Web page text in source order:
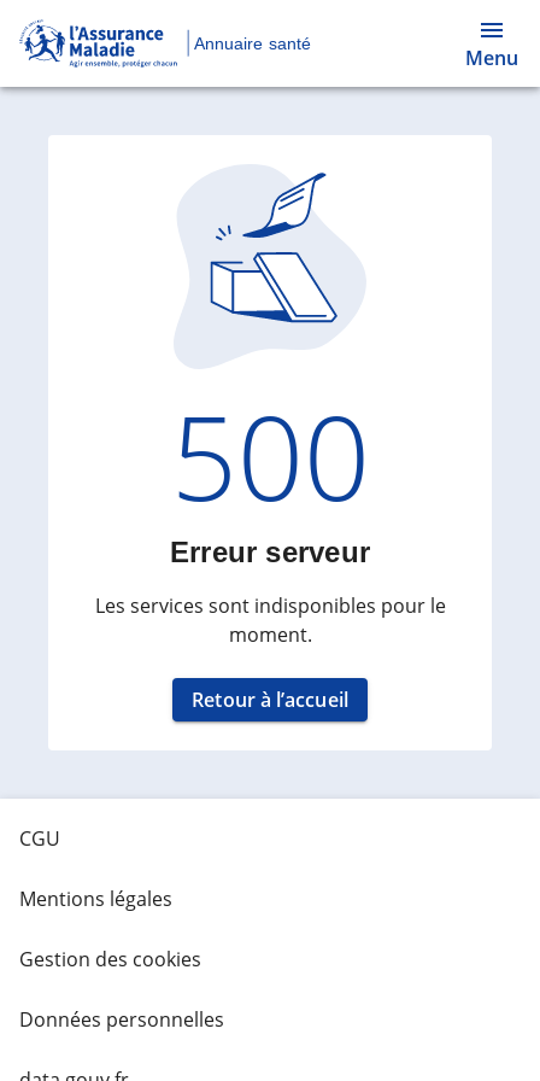
Annuaire santé
Menu
Code
500
Erreur serveur
Les services sont indisponibles pour le
moment.
Retour à l’accueil
CGU
Mentions légales
Gestion des cookies
Données personnelles